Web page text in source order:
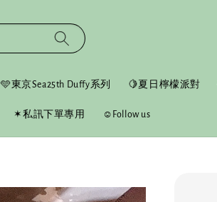
🩵東京Sea25th Duffy系列 🍋夏日檸檬派對
✶私訊下單專用 ☺︎Follow us